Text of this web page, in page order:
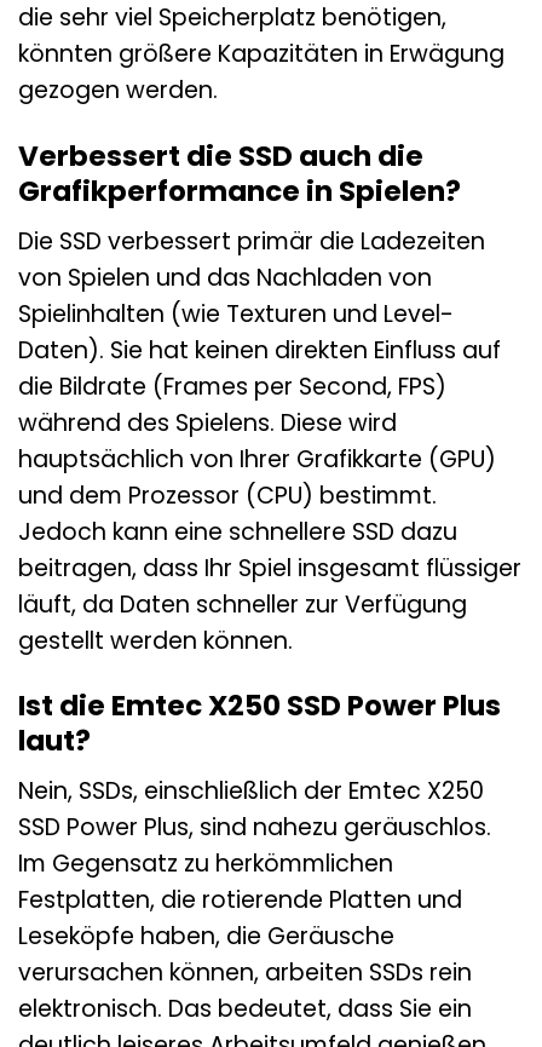
die sehr viel Speicherplatz benötigen,
könnten größere Kapazitäten in Erwägung
gezogen werden.
Verbessert die SSD auch die
Grafikperformance in Spielen?
Die SSD verbessert primär die Ladezeiten
von Spielen und das Nachladen von
Spielinhalten (wie Texturen und Level-
Daten). Sie hat keinen direkten Einfluss auf
die Bildrate (Frames per Second, FPS)
während des Spielens. Diese wird
hauptsächlich von Ihrer Grafikkarte (GPU)
und dem Prozessor (CPU) bestimmt.
Jedoch kann eine schnellere SSD dazu
beitragen, dass Ihr Spiel insgesamt flüssiger
läuft, da Daten schneller zur Verfügung
gestellt werden können.
Ist die Emtec X250 SSD Power Plus
laut?
Nein, SSDs, einschließlich der Emtec X250
SSD Power Plus, sind nahezu geräuschlos.
Im Gegensatz zu herkömmlichen
Festplatten, die rotierende Platten und
Leseköpfe haben, die Geräusche
verursachen können, arbeiten SSDs rein
elektronisch. Das bedeutet, dass Sie ein